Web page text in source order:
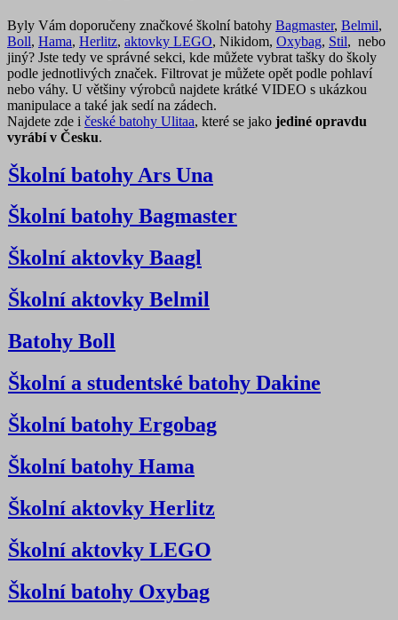
Byly Vám doporučeny značkové školní batohy Bagmaster, Belmil,
Boll, Hama, Herlitz, aktovky LEGO, Nikidom, Oxybag, Stil, nebo
jiný? Jste tedy ve správné sekci, kde můžete vybrat tašky do školy
podle jednotlivých značek. Filtrovat je můžete opět podle pohlaví
nebo váhy. U většiny výrobců najdete krátké VIDEO s ukázkou
manipulace a také jak sedí na zádech.
Najdete zde i české batohy Ulitaa, které se jako jediné opravdu
vyrábí v Česku.
Školní batohy Ars Una
Školní batohy Bagmaster
Školní aktovky Baagl
Školní aktovky Belmil
Batohy Boll
Školní a studentské batohy Dakine
Školní batohy Ergobag
Školní batohy Hama
Školní aktovky Herlitz
Školní aktovky LEGO
Školní batohy Oxybag